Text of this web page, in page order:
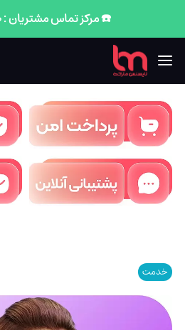
☎️ مرکز تماس مشتریان : 91094400-021
خدمت